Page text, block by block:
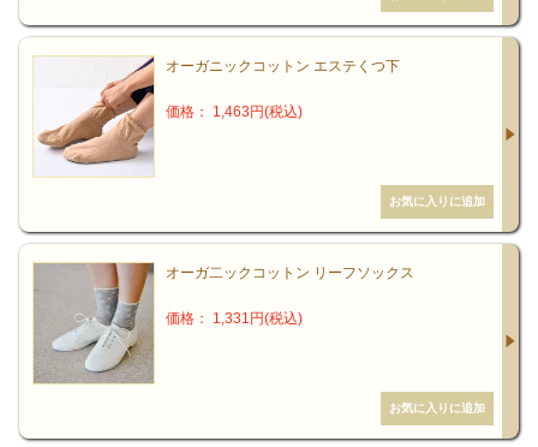
オーガニックコットン エステくつ下
価格： 1,463円(税込)
オーガ二ックコットン リーフソックス
価格： 1,331円(税込)